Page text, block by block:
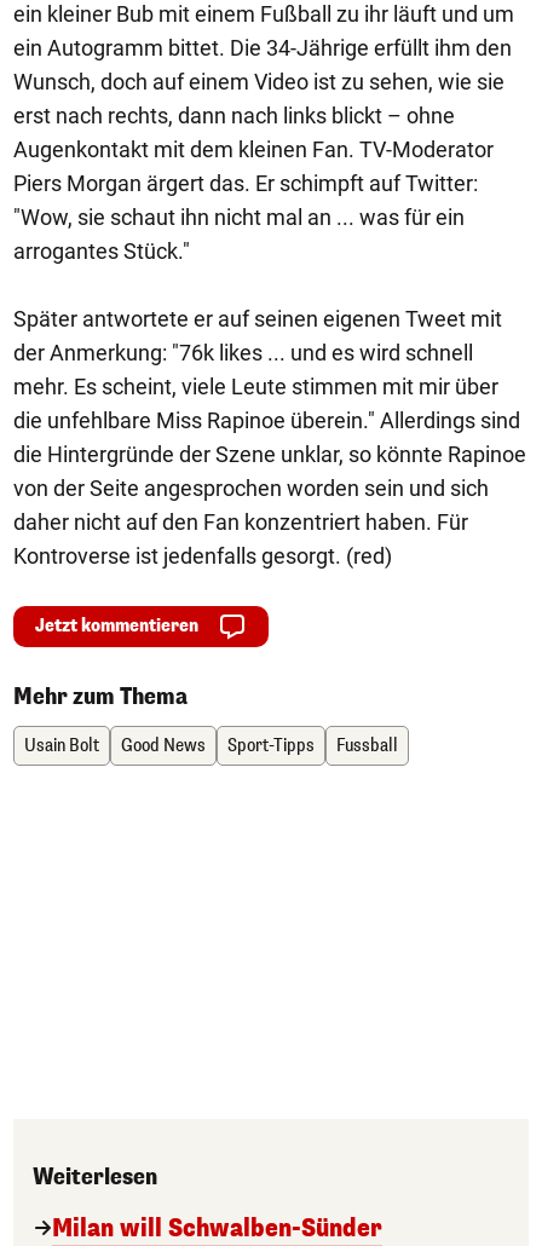
ein kleiner Bub mit einem Fußball zu ihr läuft und um
ein Autogramm bittet. Die 34-Jährige erfüllt ihm den
Wunsch, doch auf einem Video ist zu sehen, wie sie
erst nach rechts, dann nach links blickt – ohne
Augenkontakt mit dem kleinen Fan. TV-Moderator
Piers Morgan ärgert das. Er schimpft auf Twitter:
"Wow, sie schaut ihn nicht mal an ... was für ein
arrogantes Stück."
Später antwortete er auf seinen eigenen Tweet mit
der Anmerkung: "76k likes ... und es wird schnell
mehr. Es scheint, viele Leute stimmen mit mir über
die unfehlbare Miss Rapinoe überein." Allerdings sind
die Hintergründe der Szene unklar, so könnte Rapinoe
von der Seite angesprochen worden sein und sich
daher nicht auf den Fan konzentriert haben. Für
Kontroverse ist jedenfalls gesorgt. (red)
Jetzt kommentieren
Mehr zum Thema
Usain Bolt Good News Sport-Tipps Fussball
Weiterlesen
Milan will Schwalben-Sünder